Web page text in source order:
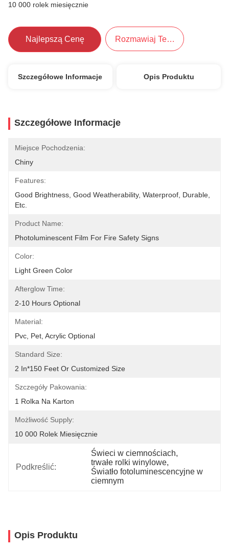
10 000 rolek miesięcznie
Najlepszą Cenę Rozmawiaj Teraz.
Szczegółowe Informacje Opis Produktu
Szczegółowe Informacje
Miejsce Pochodzenia:
Chiny
Features:
Good Brightness, Good Weatherability, Waterproof, Durable,
Etc.
Product Name:
Photoluminescent Film For Fire Safety Signs
Color:
Light Green Color
Afterglow Time:
2-10 Hours Optional
Material:
Pvc, Pet, Acrylic Optional
Standard Size:
2 In*150 Feet Or Customized Size
Szczegóły Pakowania:
1 Rolka Na Karton
Możliwość Supply:
10 000 Rolek Miesięcznie
Podkreślić:
Świeci w ciemnościach,
trwałe rolki winylowe,
Światło fotoluminescencyjne w
ciemnym
Opis Produktu